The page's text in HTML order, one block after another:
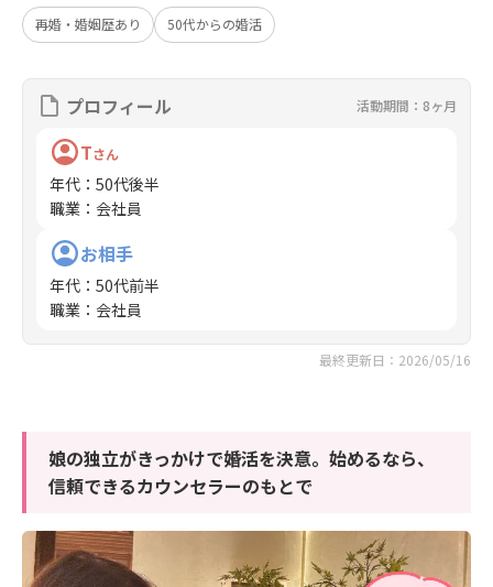
再婚・婚姻歴あり 50代からの婚活
プロフィール 活動期間：8ヶ月
Tさん
年代 ： 50代後半
職業 ： 会社員
お相手
年代 ： 50代前半
職業 ： 会社員
最終更新日：2026/05/16
娘の独立がきっかけで婚活を決意。始めるなら、
信頼できるカウンセラーのもとで